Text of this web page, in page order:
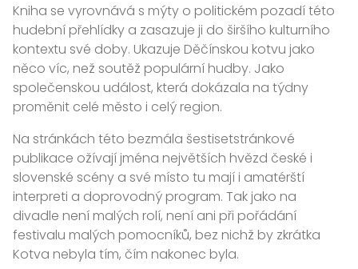
Kniha se vyrovnává s mýty o politickém pozadí této
hudební přehlídky a zasazuje ji do širšího kulturního
kontextu své doby. Ukazuje Děčínskou kotvu jako
něco víc, než soutěž populární hudby. Jako
společenskou událost, která dokázala na týdny
proměnit celé město i celý region.
Na stránkách této bezmála šestisetstránkové
publikace ožívají jména největších hvězd české i
slovenské scény a své místo tu mají i amatérští
interpreti a doprovodný program. Tak jako na
divadle není malých rolí, není ani při pořádání
festivalu malých pomocníků, bez nichž by zkrátka
Kotva nebyla tím, čím nakonec byla.